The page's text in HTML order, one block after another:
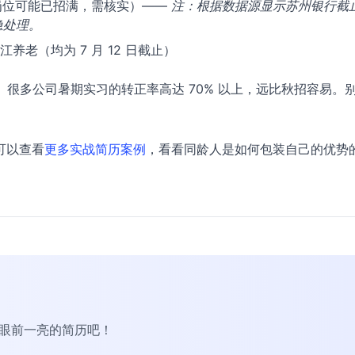
位可能已招满，需核实）—— 注：根据数据源显示苏州银行截
理。
养老（均为 7 月 12 日截止）
多公司暑期实习的转正率高达 70% 以上，远比秋招容易。
以查看更多实战简历案例 ，看看同龄人是如何包装自己的优势
前一亮的简历吧！